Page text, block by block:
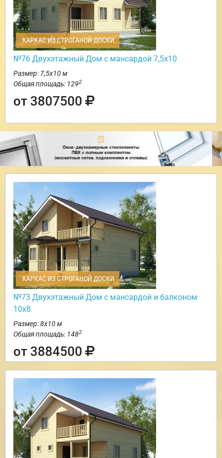
КАРКАС ИЗ СТРОГАНОЙ ДОСКИ
№76 Двухэтажный Дом с мансардой 7,5х10
Размер: 7,5х10 м
Общая площадь: 1292
от 3807500
КАРКАС ИЗ СТРОГАНОЙ ДОСКИ
№73 Двухэтажный Дом с мансардой и балконом
10х8
Размер: 8х10 м
Общая площадь: 1482
от 3884500